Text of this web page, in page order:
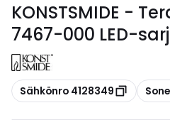
KONSTSMIDE -
7467-000 LED-
Kopioi
Sähkönro 4128349 Kopioi